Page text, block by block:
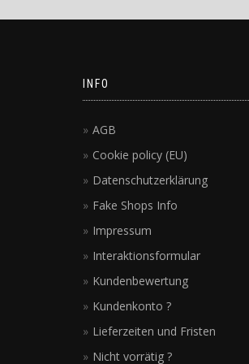
INFO
AGB
Cookie policy (EU)
Datenschutzerklärung
Fake Shops Info
Impressum
Interaktionsformular
Kundenbewertung
Kundenkonto ?
Lieferzeiten und Fristen
Nicht vorrätig ?